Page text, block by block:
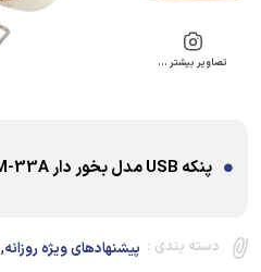
تصاویر بیشتر …
پنکه USB مدل بخور دار DM-33A
دسته بندی : پیشنهادهای ویژه روزانه,